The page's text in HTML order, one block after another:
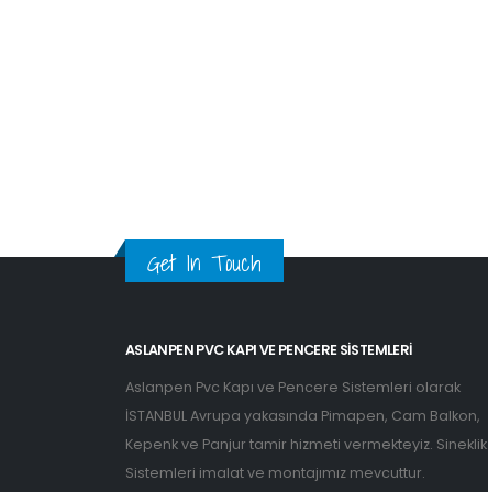
Get In Touch
ASLANPEN PVC KAPI VE PENCERE SISTEMLERI
Aslanpen Pvc Kapı ve Pencere Sistemleri olarak
İSTANBUL Avrupa yakasında Pimapen, Cam Balkon,
Kepenk ve Panjur tamir hizmeti vermekteyiz. Sineklik
Sistemleri imalat ve montajımız mevcuttur.